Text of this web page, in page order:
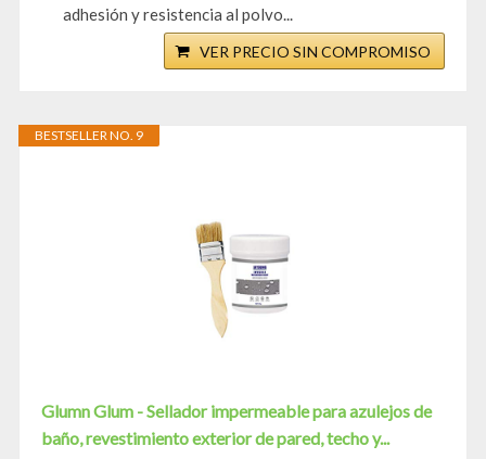
adhesión y resistencia al polvo...
VER PRECIO SIN COMPROMISO
BESTSELLER NO. 9
Glumn Glum - Sellador impermeable para azulejos de
baño, revestimiento exterior de pared, techo y...